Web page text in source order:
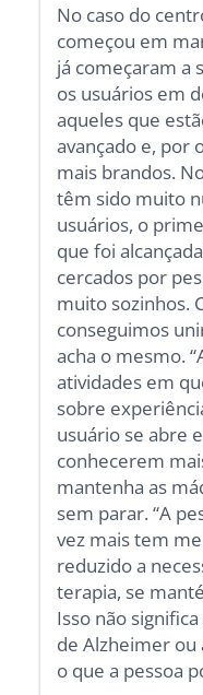
No caso do
começou em
já começaram a
os usuários em
aqueles que
avançado e, por
mais brandos.
têm sido muito
usuários, o
que foi
cercados por
muito sozinhos.
conseguimos
acha o mesmo.
atividades em
sobre
usuário se abre
conhecerem
mantenha as
sem parar. “A
vez mais tem
reduzido a
terapia, se
Isso não
de Alzheimer ou
o que a pessoa